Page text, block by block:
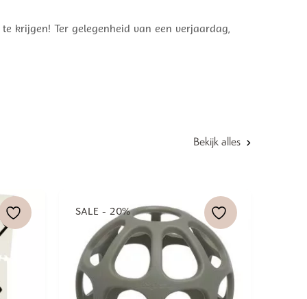
krijgen! Ter gelegenheid van een verjaardag,
Bekijk alles
SALE - 20%